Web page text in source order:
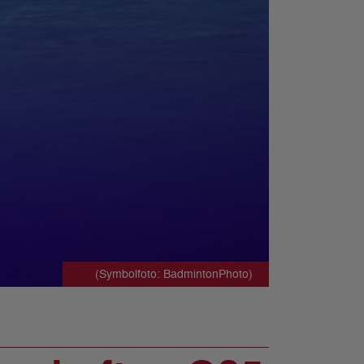
(Symbolfoto: BadmintonPhoto)